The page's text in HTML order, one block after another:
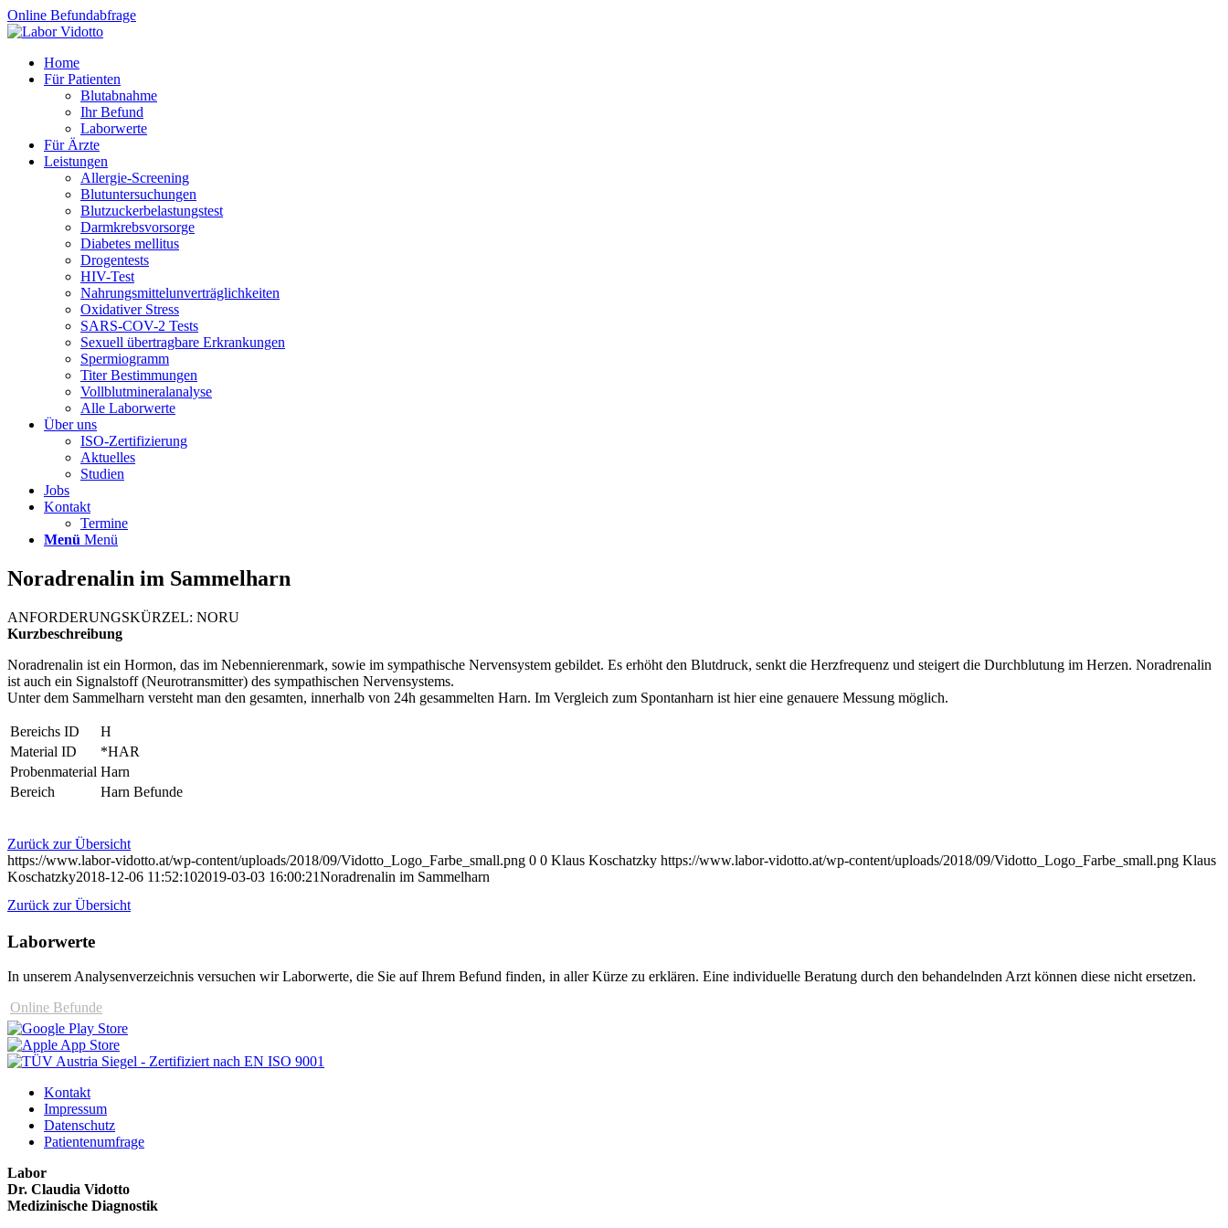
Online Befundabfrage
Home
Für Patienten
Blutabnahme
Ihr Befund
Laborwerte
Für Ärzte
Leistungen
Allergie-Screening
Blutuntersuchungen
Blutzucker­belastungstest
Darmkrebsvorsorge
Diabetes mellitus
Drogentests
HIV-Test
Nahrungsmittel­unverträglichkeiten
Oxidativer Stress
SARS-COV-2 Tests
Sexuell übertragbare Erkrankungen
Spermiogramm
Titer Bestimmungen
Vollblutmineralanalyse
Alle Laborwerte
Über uns
ISO-Zertifizierung
Aktuelles
Studien
Jobs
Kontakt
Termine
Menü Menü
Noradrenalin im Sammelharn
ANFORDERUNGSKÜRZEL: NORU
Kurzbeschreibung
Noradrenalin ist ein Hormon, das im Nebennierenmark, sowie im sympathische Nervensystem gebildet. Es erhöht den Blutdruck, senkt die Herzfrequenz und steigert die Durchblutung im Herzen. Noradrenalin
ist auch ein Signalstoff (Neurotransmitter) des sympathischen Nervensystems.
Unter dem Sammelharn versteht man den gesamten, innerhalb von 24h gesammelten Harn. Im Vergleich zum Spontanharn ist hier eine genauere Messung möglich.
Bereichs ID
H
Material ID
*HAR
Probenmaterial Harn
Bereich
Harn Befunde
Zurück zur Übersicht
https://www.labor-vidotto.at/wp-content/uploads/2018/09/Vidotto_Logo_Farbe_small.png 0 0 Klaus Koschatzky https://www.labor-vidotto.at/wp-content/uploads/2018/09/Vidotto_Logo_Farbe_small.png Klaus
Koschatzky2018-12-06 11:52:102019-03-03 16:00:21Noradrenalin im Sammelharn
Zurück zur Übersicht
Laborwerte
In unserem Analysen­verzeichnis versuchen wir Laborwerte, die Sie auf Ihrem Befund finden, in aller Kürze zu erklären. Eine individuelle Beratung durch den behandelnden Arzt können diese nicht ersetzen.
Online Befunde
Kontakt
Impressum
Datenschutz
Patientenumfrage
Labor
Dr. Claudia Vidotto
Medizinische Diagnostik